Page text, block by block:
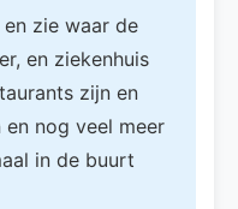
zie waar de
en ziekenhuis
zijn en
nog veel meer
in de buurt